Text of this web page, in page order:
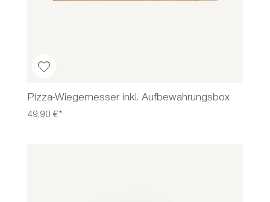
Pizza-Wiegemesser inkl. Aufbewahrungsbox
49,90 €*